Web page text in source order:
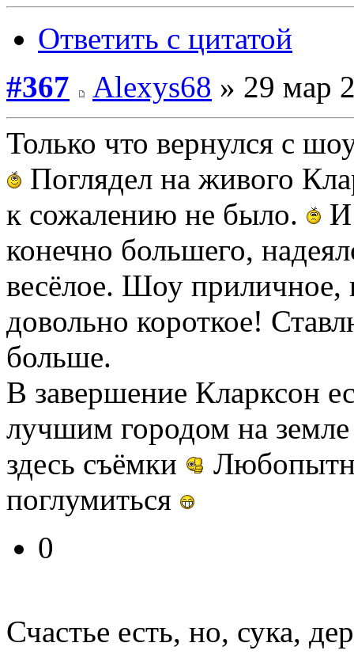
Ответить с цитатой
#367
Alexys68 » 29 мар
Только что вернулся с
Поглядел на живого
к сожалению не было.
И
конечно большего,
весёлое. Шоу приличное,
довольно короткое!
больше.
В завершение Кларксон
лучшим городом на
здесь съёмки
поглумиться
0
Счастье есть, но, сука,